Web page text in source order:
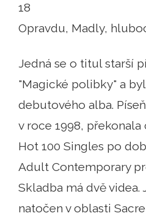
18
Opravdu, Madly,
Jedná se o titul starší
"Magické polibky" a
debutového alba.
v roce 1998,
Hot 100 Singles po
Adult Contemporary
Skladba má dvě videa.
natočen v oblasti